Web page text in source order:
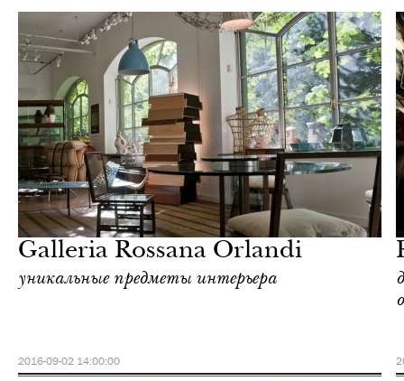
Galleria Rossana Orlandi
уникальные предметы интерьера
2016-09-02 14:00:00